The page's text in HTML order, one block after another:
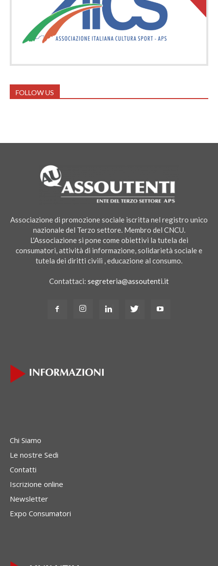
FOLLOW US
Associazione di promozione sociale iscritta nel registro unico
nazionale del Terzo settore. Membro del CNCU.
L'Associazione si pone come obiettivi la tutela dei
consumatori, attività di informazione, solidarietà sociale e
tutela dei diritti civili , educazione al consumo.
Contattaci: segreteria@assoutenti.it
Chi Siamo
Le nostre Sedi
Contatti
Iscrizione online
Newsletter
Expo Consumatori